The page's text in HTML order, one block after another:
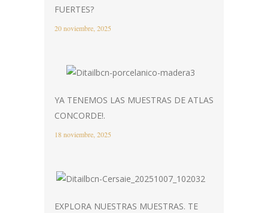
FUERTES?
20 noviembre, 2025
YA TENEMOS LAS MUESTRAS DE ATLAS
CONCORDE!.
18 noviembre, 2025
EXPLORA NUESTRAS MUESTRAS. TE